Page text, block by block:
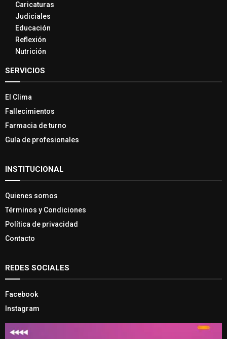
Caricaturas
Judiciales
Educación
Reflexión
Nutrición
SERVICIOS
El Clima
Fallecimientos
Farmacia de turno
Guía de profesionales
INSTITUCIONAL
Quienes somos
Términos y Condiciones
Política de privacidad
Contacto
REDES SOCIALES
Facebook
Instagram